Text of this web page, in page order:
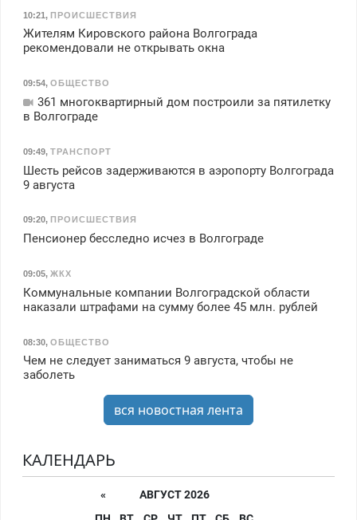
10:21, ПРОИСШЕСТВИЯ
Жителям Кировского района Волгограда
рекомендовали не открывать окна
09:54, ОБЩЕСТВО
361 многоквартирный дом построили за пятилетку
в Волгограде
09:49, ТРАНСПОРТ
Шесть рейсов задерживаются в аэропорту Волгограда
9 августа
09:20, ПРОИСШЕСТВИЯ
Пенсионер бесследно исчез в Волгограде
09:05, ЖКХ
Коммунальные компании Волгоградской области
наказали штрафами на сумму более 45 млн. рублей
08:30, ОБЩЕСТВО
Чем не следует заниматься 9 августа, чтобы не
заболеть
вся новостная лента
КАЛЕНДАРЬ
«
АВГУСТ 2026